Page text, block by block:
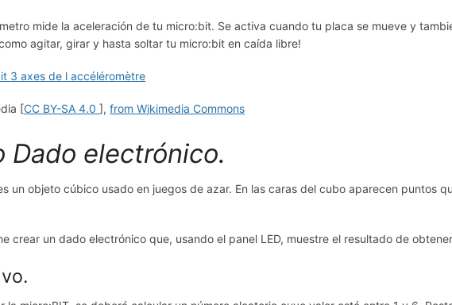
mide la aceleración de tu micro:bit. Se activa cuando tu placa se mueve y
agitar, girar y hasta soltar tu micro:bit en caída libre!
[CC BY-SA 4.0],from Wikimedia Commons
Dado electrónico.
un objeto cúbico usado en juegos de azar. En las caras del cubo aparecen puntos
crear un dado electrónico que, usando el panel LED, muestre el resultado de